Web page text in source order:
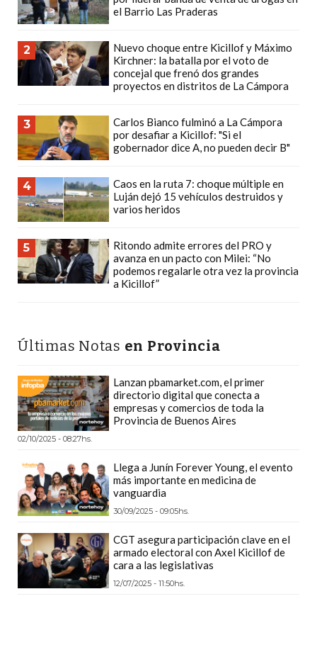
CÓMO
CREAR
TIENDAS
ONLINE
PEDIDOS
POR
WHATSAPP
TIENDA
ONLINE
GRATIS
ARGENTINA:
CHANGUITO.COM.AR
DE
POR
WHATSAPP
CÓMO
RECIBIR
DE
COMIDA
POR
WHATSAPP:
LA
GUÍA
DEFINITIVA
el Barrio Las Praderas
2
Nuevo choque entre Kicillof y Máximo
Kirchner: la batalla por el voto de
concejal que frenó dos grandes
proyectos en distritos de La Cámpora
3
Carlos Bianco fulminó a La Cámpora
por desafiar a Kicillof: "Si el
gobernador dice A, no pueden decir B"
4
Caos en la ruta 7: choque múltiple en
Luján dejó 15 vehículos destruidos y
varios heridos
5
Ritondo admite errores del PRO y
avanza en un pacto con Milei: “No
podemos regalarle otra vez la provincia
a Kicillof”
Últimas Notas en Provincia
Lanzan pbamarket.com, el primer
directorio digital que conecta a
empresas y comercios de toda la
Provincia de Buenos Aires
02/10/2025 - 08:27hs.
Llega a Junín Forever Young, el evento
más importante en medicina de
vanguardia
30/09/2025 - 09:05hs.
CGT asegura participación clave en el
armado electoral con Axel Kicillof de
cara a las legislativas
12/07/2025 - 11:50hs.